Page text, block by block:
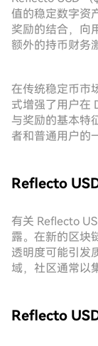
值的稳定数字资
奖励的结合，向
额外的持币财务
在传统稳定币市
式增强了用户在
与奖励的基本特
者和普通用户的
Reflecto
有关 Reflecto
露。在新的区块
透明度可能引发
域，社区通常以
Reflecto